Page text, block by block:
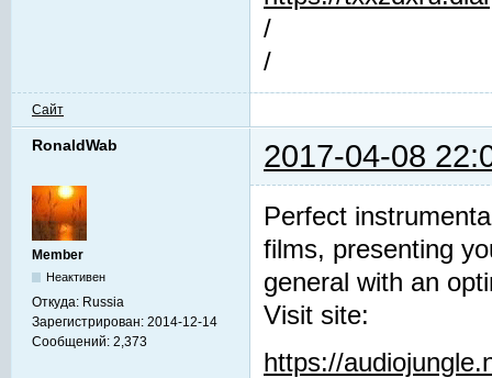
/
/
Сайт
RonaldWab 2017-04-08
Member
Неактивен
Откуда: Russia
Зарегистрирован: 2014-12-14
Сообщений: 2,373
Perfect
films, presenting
general with an
Visit site:
https://